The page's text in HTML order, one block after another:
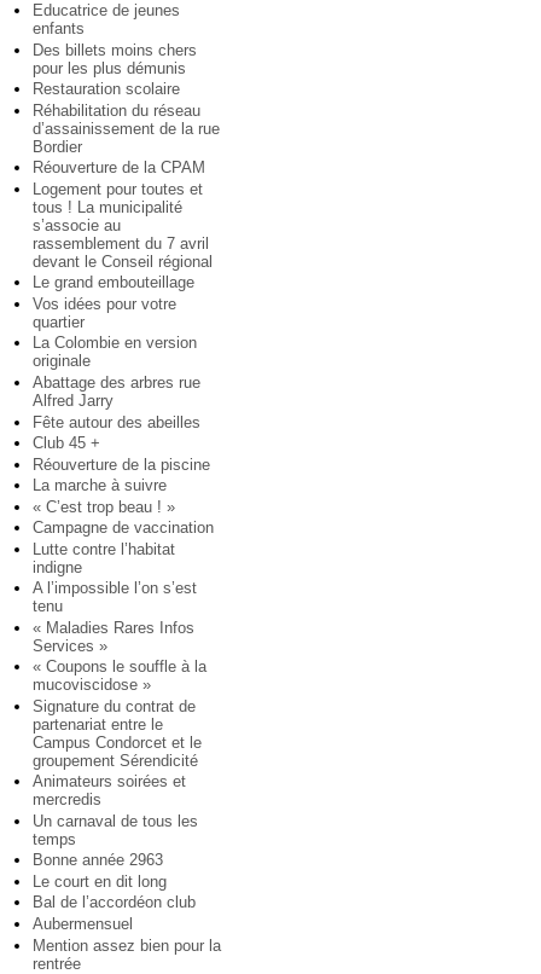
Educatrice de jeunes
enfants
Des billets moins chers
pour les plus démunis
Restauration scolaire
Réhabilitation du réseau
d’assainissement de la rue
Bordier
Réouverture de la CPAM
Logement pour toutes et
tous ! La municipalité
s’associe au
rassemblement du 7 avril
devant le Conseil régional
Le grand embouteillage
Vos idées pour votre
quartier
La Colombie en version
originale
Abattage des arbres rue
Alfred Jarry
Fête autour des abeilles
Club 45 +
Réouverture de la piscine
La marche à suivre
« C’est trop beau ! »
Campagne de vaccination
Lutte contre l’habitat
indigne
A l’impossible l’on s’est
tenu
« Maladies Rares Infos
Services »
« Coupons le souffle à la
mucoviscidose »
Signature du contrat de
partenariat entre le
Campus Condorcet et le
groupement Sérendicité
Animateurs soirées et
mercredis
Un carnaval de tous les
temps
Bonne année 2963
Le court en dit long
Bal de l’accordéon club
Aubermensuel
Mention assez bien pour la
rentrée